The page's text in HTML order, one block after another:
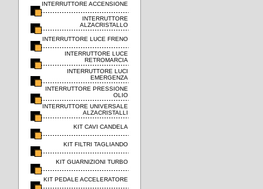
INTERRUTTORE ACCENSIONE
INTERRUTTORE
ALZACRISTALLO
INTERRUTTORE LUCE FRENO
INTERRUTTORE LUCE
RETROMARCIA
INTERRUTTORE LUCI
EMERGENZA
INTERRUTTORE PRESSIONE
OLIO
INTERRUTTORE UNIVERSALE
ALZACRISTALLI
KIT CAVI CANDELA
KIT FILTRI TAGLIANDO
KIT GUARNIZIONI TURBO
KIT PEDALE ACCELERATORE